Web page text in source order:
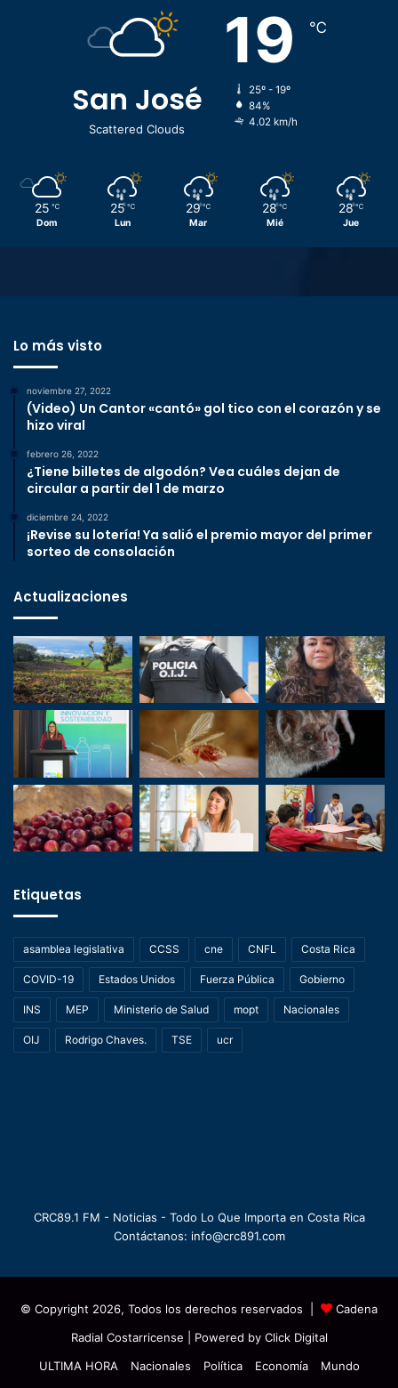
San José
Scattered Clouds
19 ℃
25º - 19º
84%
4.02 km/h
25 ℃
Dom
25 ℃
Lun
29 ℃
Mar
28 ℃
Mié
28 ℃
Jue
Lo más visto
noviembre 27, 2022
(Video) Un Cantor «cantó» gol tico con el corazón y se
hizo viral
febrero 26, 2022
¿Tiene billetes de algodón? Vea cuáles dejan de
circular a partir del 1 de marzo
diciembre 24, 2022
¡Revise su lotería! Ya salió el premio mayor del primer
sorteo de consolación
Actualizaciones
Etiquetas
asamblea legislativa CCSS cne CNFL Costa Rica
COVID-19 Estados Unidos Fuerza Pública Gobierno
INS MEP Ministerio de Salud mopt Nacionales
OIJ Rodrigo Chaves. TSE ucr
CRC89.1 FM - Noticias - Todo Lo Que Importa en Costa Rica
Contáctanos: info@crc891.com
© Copyright 2026, Todos los derechos reservados |
Cadena
Radial Costarricense | Powered by Click Digital
ULTIMA HORA
Nacionales Política Economía
Mundo